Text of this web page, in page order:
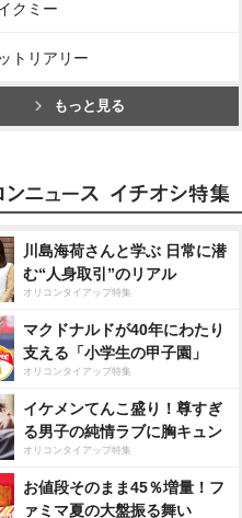
クミー
トリアリー
もっと見る
川島海荷さんと学ぶ 日常に潜
む“人身取引”のリアル
オリコンタイアップ特集
マクドナルドが40年にわたり
支える「小学生の甲子園」
オリコンタイアップ特集
イケメンてんこ盛り！尊すぎ
る男子の純情ラブに胸キュン
オリコンタイアップ特集
お値段そのまま45％増量！フ
ァミマ夏の大盤振る舞い